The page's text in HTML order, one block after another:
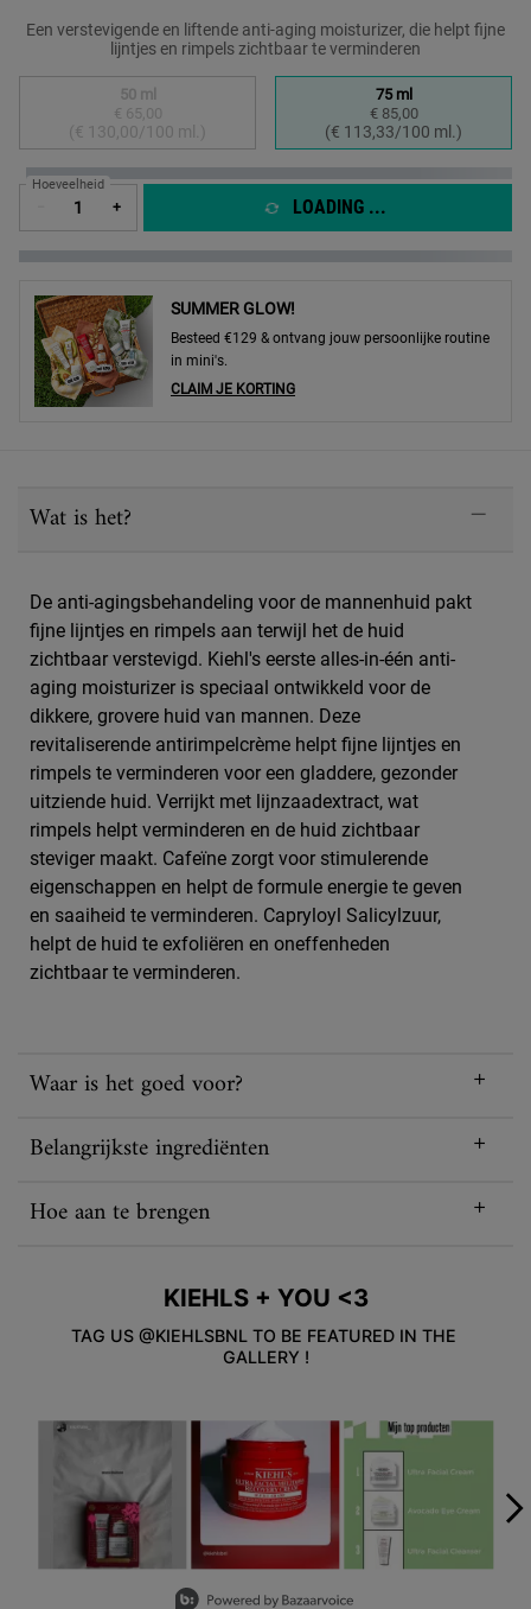
Een verstevigende en liftende anti-aging moisturizer, die helpt fijne
lijntjes en rimpels zichtbaar te verminderen
Geselecteerd
De productvariant is niet in voorraad, {0}
50 ml
€ 65,00
(€ 130,00/100 ml.)
, 1 of 2 Geselecteerd
75 ml
€ 85,00
(€ 113,33/100 ml.)
, 2 of 2
Hoeveelheid
+ LOADING ...
SUMMER GLOW!
Besteed €129 & ontvang jouw persoonlijke routine
in mini's.
CLAIM JE KORTING
Wat is het?
De anti-agingsbehandeling voor de mannenhuid pakt
fijne lijntjes en rimpels aan terwijl het de huid
zichtbaar verstevigd. Kiehl's eerste alles-in-één anti-
aging moisturizer is speciaal ontwikkeld voor de
dikkere, grovere huid van mannen. Deze
revitaliserende antirimpelcrème helpt fijne lijntjes en
rimpels te verminderen voor een gladdere, gezonder
uitziende huid. Verrijkt met lijnzaadextract, wat
rimpels helpt verminderen en de huid zichtbaar
steviger maakt. Cafeïne zorgt voor stimulerende
eigenschappen en helpt de formule energie te geven
en saaiheid te verminderen. Capryloyl Salicylzuur,
helpt de huid te exfoliëren en oneffenheden
zichtbaar te verminderen.
Waar is het goed voor?
Belangrijkste ingrediënten
Hoe aan te brengen
KIEHLS + YOU <3
TAG US @KIEHLSBNL TO BE FEATURED IN THE
GALLERY !
Media Carousel - Carousel with product photos. Use the previous